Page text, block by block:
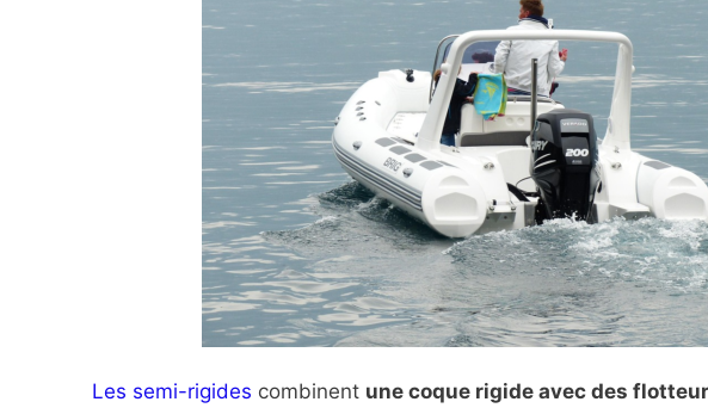
Les semi-rigides combinent une coque rigide avec des